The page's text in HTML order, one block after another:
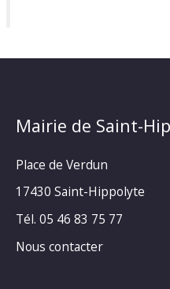
Mairie de Saint-
Place de Verdun
17430 Saint-Hippolyte
Tél. 05 46 83 75 77
Nous contacter